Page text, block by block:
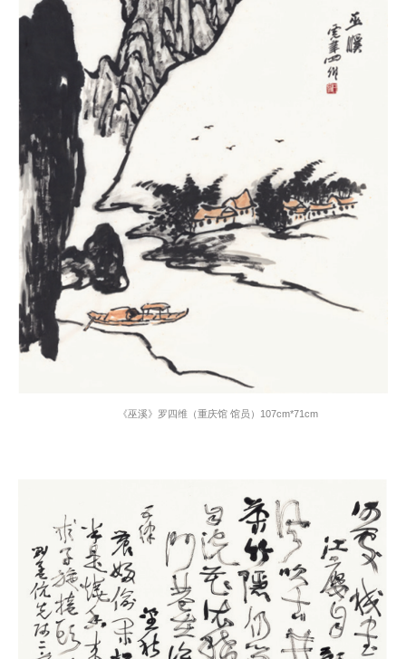
《巫溪》罗四维（重庆馆 馆员） 107cm*71cm